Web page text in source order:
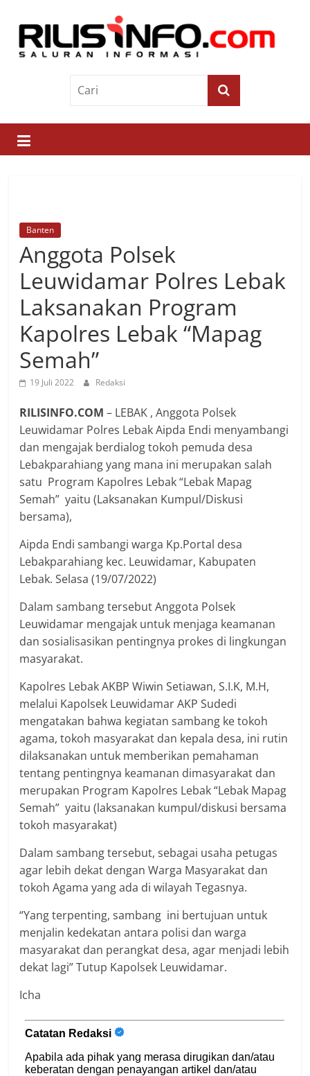
contentRilis
Saluran
Informasi
Banten
Anggota Polsek
Leuwidamar Polres Lebak
Laksanakan Program
Kapolres Lebak “Mapag
Semah”
19 Juli 2022 Redaksi
RILISINFO.COM – LEBAK , Anggota Polsek
Leuwidamar Polres Lebak Aipda Endi menyambangi
dan mengajak berdialog tokoh pemuda desa
Lebakparahiang yang mana ini merupakan salah
satu Program Kapolres Lebak “Lebak Mapag
Semah” yaitu (Laksanakan Kumpul/Diskusi
bersama),
Aipda Endi sambangi warga Kp.Portal desa
Lebakparahiang kec. Leuwidamar, Kabupaten
Lebak. Selasa (19/07/2022)
Dalam sambang tersebut Anggota Polsek
Leuwidamar mengajak untuk menjaga keamanan
dan sosialisasikan pentingnya prokes di lingkungan
masyarakat.
Kapolres Lebak AKBP Wiwin Setiawan, S.I.K, M.H,
melalui Kapolsek Leuwidamar AKP Sudedi
mengatakan bahwa kegiatan sambang ke tokoh
agama, tokoh masyarakat dan kepala desa, ini rutin
dilaksanakan untuk memberikan pemahaman
tentang pentingnya keamanan dimasyarakat dan
merupakan Program Kapolres Lebak “Lebak Mapag
Semah” yaitu (laksanakan kumpul/diskusi bersama
tokoh masyarakat)
Dalam sambang tersebut, sebagai usaha petugas
agar lebih dekat dengan Warga Masyarakat dan
tokoh Agama yang ada di wilayah Tegasnya.
“Yang terpenting, sambang ini bertujuan untuk
menjalin kedekatan antara polisi dan warga
masyarakat dan perangkat desa, agar menjadi lebih
dekat lagi” Tutup Kapolsek Leuwidamar.
Icha